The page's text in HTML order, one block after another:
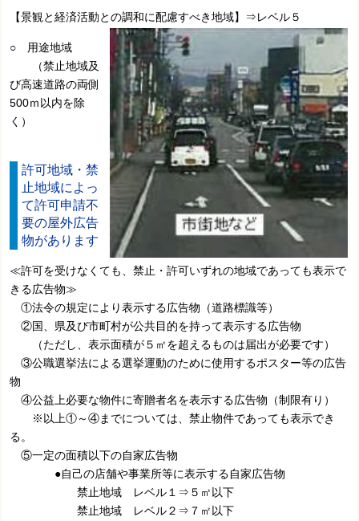
【景観と経済活動との調和に配慮すべき地域】⇒レベル５
○ 用途地域
（禁止地域及
び高速道路の両側
500ｍ以内を除
く）
許可地域・禁
止地域によっ
て許可申請不
要の屋外広告
物があります
≪許可を受けなくても、禁止・許可いずれの地域であっても表示で
きる広告物≫
①法令の規定により表示する広告物（道路標識等）
②国、県及び市町村が公共目的を持って表示する広告物
（ただし、表示面積が５㎡を超えるものは届出が必要です）
③公職選挙法による選挙運動のために使用するポスター等の広告
物
④公益上必要な物件に寄贈者名を表示する広告物（制限有り）
※以上①～④までについては、禁止物件であっても表示でき
る。
⑤一定の面積以下の自家広告物
●自己の店舗や事業所等に表示する自家広告物
禁止地域 レベル１⇒５㎡以下
禁止地域 レベル２⇒７㎡以下